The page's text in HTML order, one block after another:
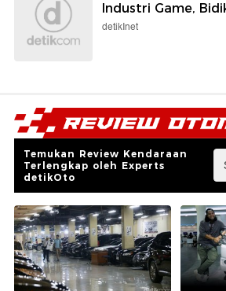
Industri Game,
detikInet
Temukan Review Kendaraan
Terlengkap oleh Experts
detikOto